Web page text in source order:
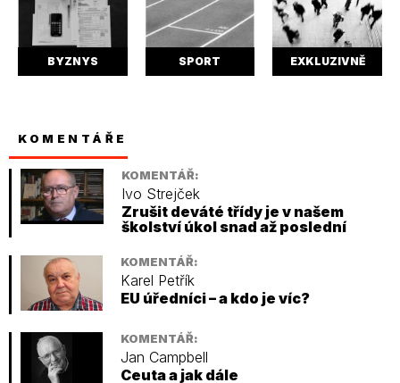
BYZNYS SPORT EXKLUZIVNĚ
KOMENTÁŘE
KOMENTÁŘ:
Ivo Strejček
Zrušit deváté třídy je v našem
školství úkol snad až poslední
KOMENTÁŘ:
Karel Petřík
EU úředníci – a kdo je víc?
KOMENTÁŘ:
Jan Campbell
Ceuta a jak dále